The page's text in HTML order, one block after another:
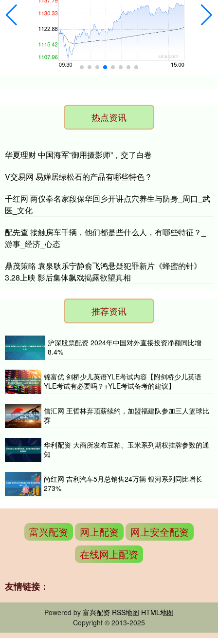
热点资讯
华夏理财 中国海军“御用摄影师”，交了白卷
V交易网 易婵居绿松石的产品有哪些特色？
千红网 两仪拳名家段保华回乡开讲点穴养生与防身_周口_武
医_文化
配先查 接触房车千辆，他们都是些什么人，有哪些特征？_
游事_经济_心态
鼎茂策略 袁泉耿乐宁静俞飞鸿悬疑犯罪新片《蜂蜜的针》
3.28上映 影后集体飙戏揭露欲望真相
推荐资讯
沪深股票配资 2024年中国对外直接投资净额同比增
8.4%
锦富优 剑桥少儿英语YLE考试内容【附剑桥少儿英语
YLE考试有必要吗？+YLE考试备考的建议】
信汇网 王哲林弃顶薪续约，加盟福建队参加三人篮球比
赛
华利配资 大商所发布豆粕、玉米系列期权挂牌参数的通
知
尚红网 吉利汽车5月总销售24万辆 银河系列同比增长
273%
富兴配资 网上配资
网上安全配资
在线网上配资
友情链接：
Powered by 富兴配资 RSS地图 HTML地图
Copyright © 2013-2025